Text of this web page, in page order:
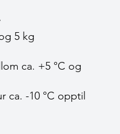
5 kg
ca. +5 °C og
ca. -10 °C opptil